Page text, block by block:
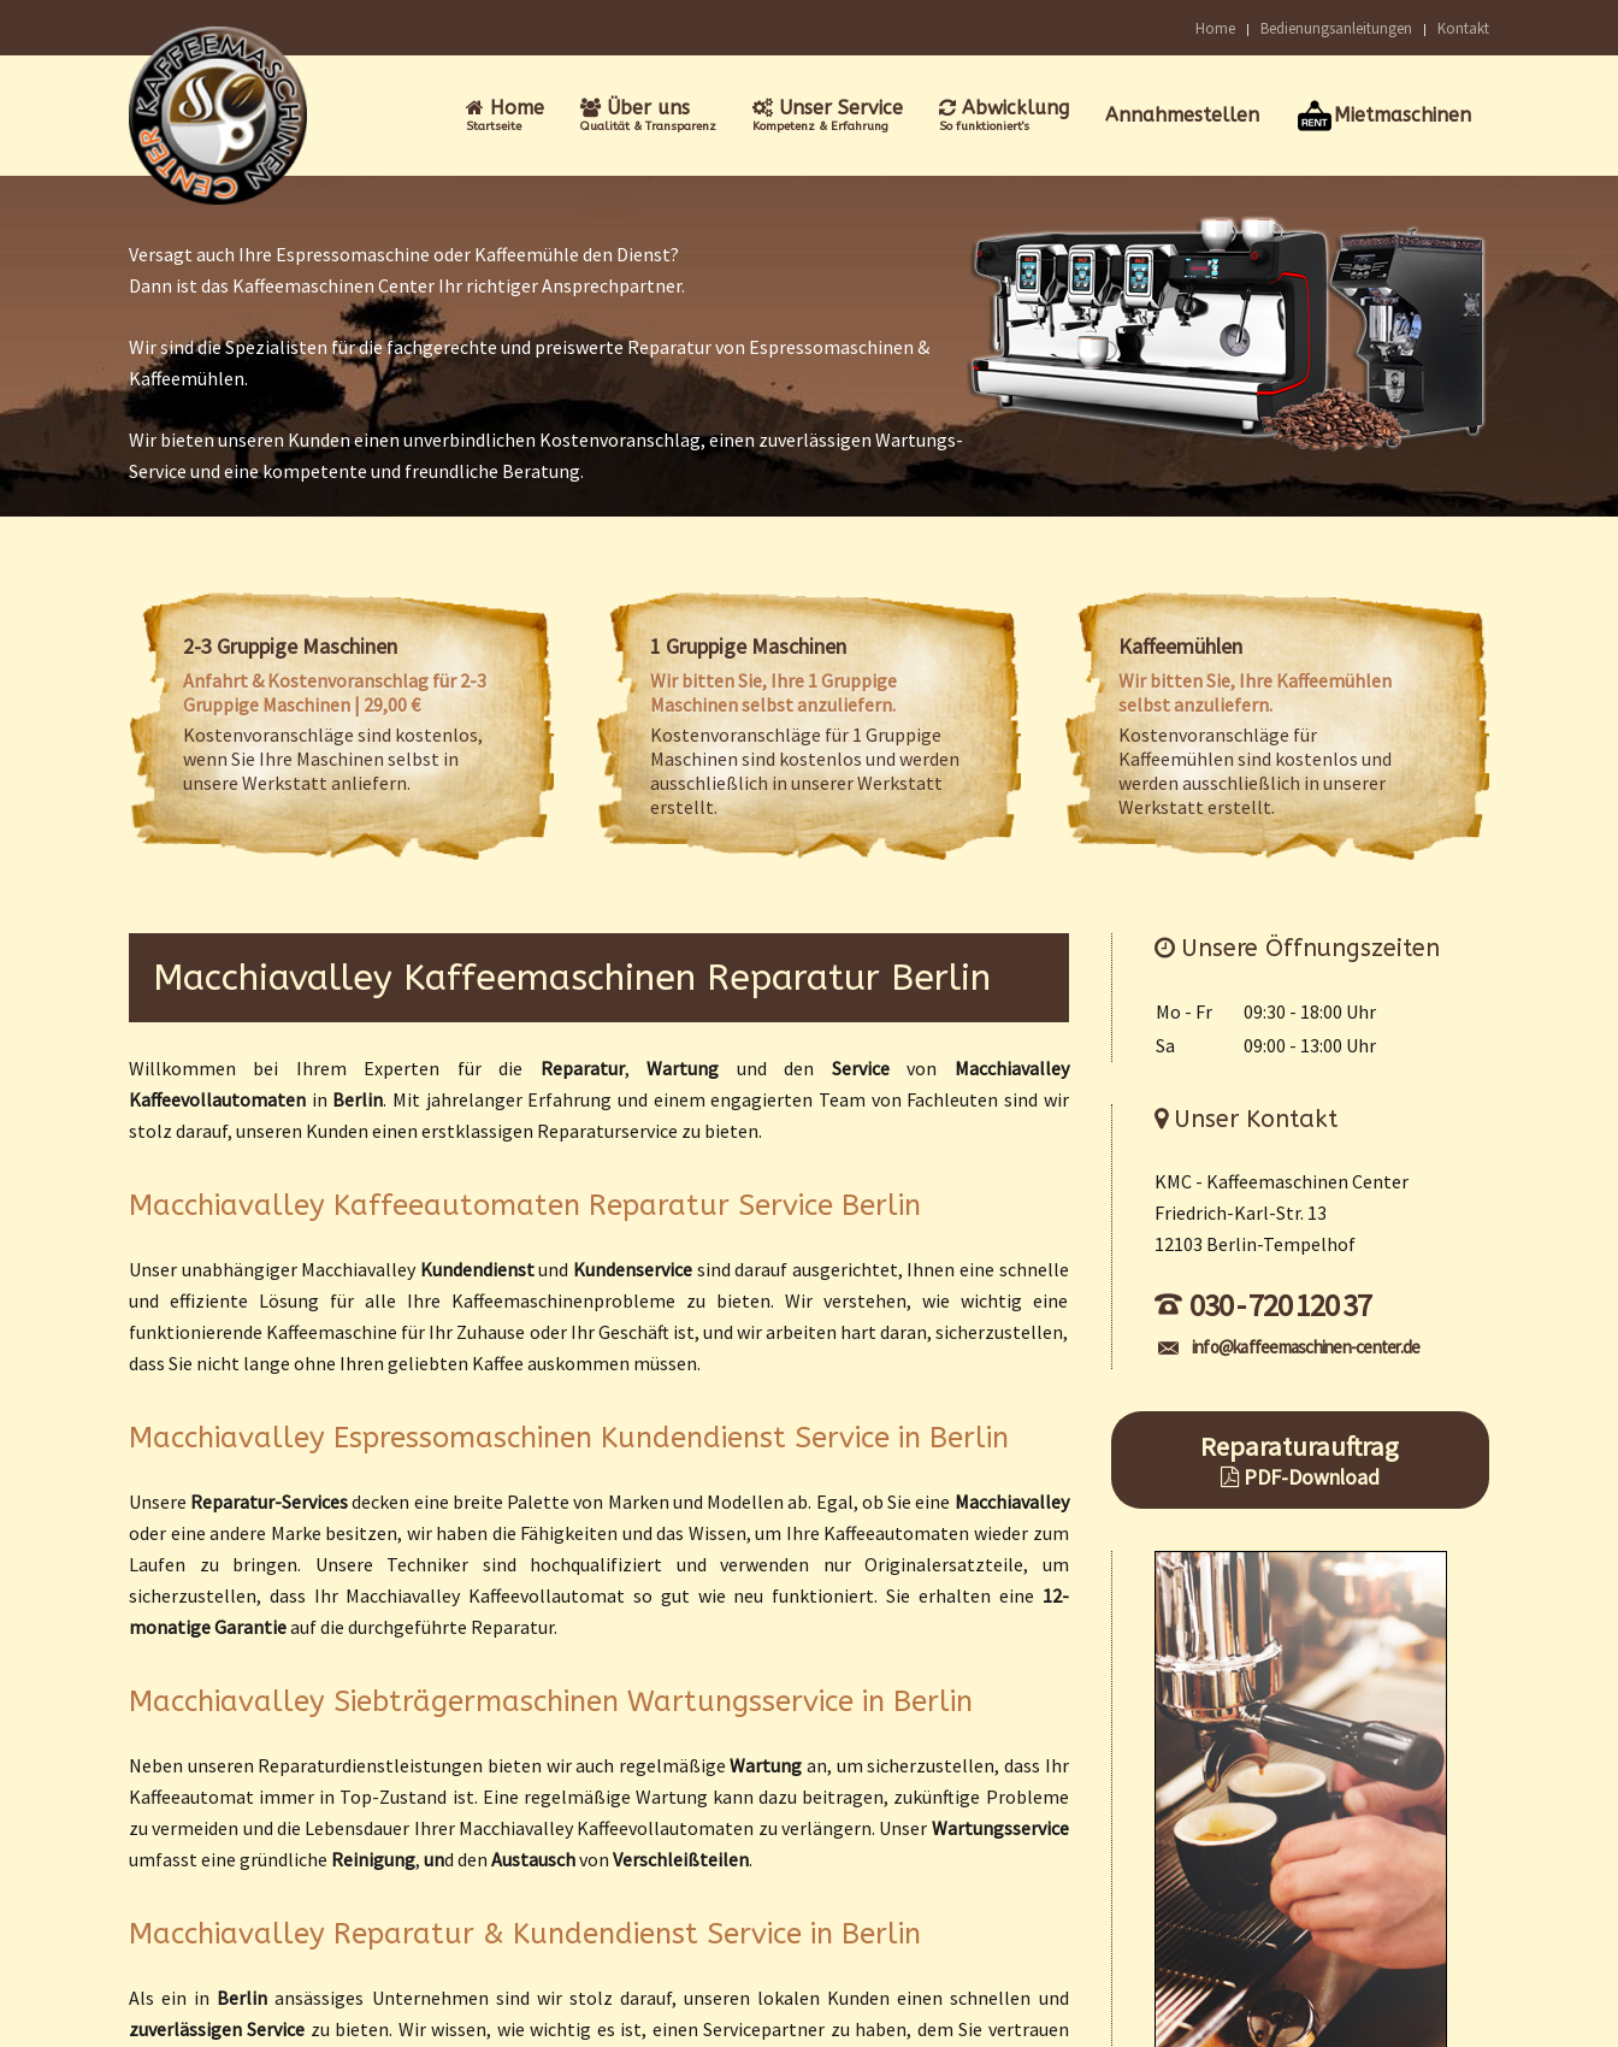
Home Bedienungsanleitungen Kontakt
Home
Startseite
Über uns
Qualität & Transparenz
Unser Service
Kompetenz & Erfahrung
Abwicklung
So funktioniert's Annahmestellen Mietmaschinen
Versagt auch Ihre Espressomaschine oder Kaffeemühle den Dienst?
Dann ist das Kaffeemaschinen Center Ihr richtiger Ansprechpartner.
Wir sind die Spezialisten für die fachgerechte und preiswerte Reparatur von Espressomaschinen &
Kaffeemühlen.
Wir bieten unseren Kunden einen unverbindlichen Kostenvoranschlag, einen zuverlässigen Wartungs-
Service und eine kompetente und freundliche Beratung.
2-3 Gruppige Maschinen
Anfahrt & Kostenvoranschlag für 2-3
Gruppige Maschinen | 29,00 €
Kostenvoranschläge sind kostenlos,
wenn Sie Ihre Maschinen selbst in
unsere Werkstatt anliefern.
1 Gruppige Maschinen
Wir bitten Sie, Ihre 1 Gruppige
Maschinen selbst anzuliefern.
Kostenvoranschläge für 1 Gruppige
Maschinen sind kostenlos und werden
ausschließlich in unserer Werkstatt
erstellt.
Kaffeemühlen
Wir bitten Sie, Ihre Kaffeemühlen
selbst anzuliefern.
Kostenvoranschläge für
Kaffeemühlen sind kostenlos und
werden ausschließlich in unserer
Werkstatt erstellt.
Macchiavalley Kaffeemaschinen Reparatur Berlin
Willkommen bei Ihrem Experten für die Reparatur,Wartung und den Servicevon Macchiavalley
Kaffeevollautomaten in Berlin. Mit jahrelanger Erfahrung und einem engagierten Team von Fachleuten sind wir
stolz darauf, unseren Kunden einen erstklassigen Reparaturservice zu bieten.
Macchiavalley Kaffeeautomaten Reparatur Service Berlin
Unser unabhängiger Macchiavalley Kundendienstund Kundenservicesind darauf ausgerichtet, Ihnen eine schnelle
und effiziente Lösung für alle Ihre Kaffeemaschinenprobleme zu bieten. Wir verstehen, wie wichtig eine
funktionierende Kaffeemaschine für Ihr Zuhause oder Ihr Geschäft ist, und wir arbeiten hart daran, sicherzustellen,
dass Sie nicht lange ohne Ihren geliebten Kaffee auskommen müssen.
Macchiavalley Espressomaschinen Kundendienst Service in Berlin
Unsere Reparatur-Servicesdecken eine breite Palette von Marken und Modellen ab. Egal, ob Sie eine Macchiavalley
oder eine andere Marke besitzen, wir haben die Fähigkeiten und das Wissen, um Ihre Kaffeeautomaten wieder zum
Laufen zu bringen. Unsere Techniker sind hochqualifiziert und verwenden nur Originalersatzteile, um
sicherzustellen, dass Ihr Macchiavalley Kaffeevollautomat so gut wie neu funktioniert. Sie erhalten eine 12-
monatige Garantieauf die durchgeführte Reparatur.
Macchiavalley Siebträgermaschinen Wartungsservice in Berlin
Neben unseren Reparaturdienstleistungen bieten wir auch regelmäßigeWartung an, um sicherzustellen, dass Ihr
Kaffeeautomat immer in Top-Zustand ist. Eine regelmäßige Wartung kann dazu beitragen, zukünftige Probleme
zu vermeiden und die Lebensdauer Ihrer Macchiavalley Kaffeevollautomaten zu verlängern. Unser Wartungsservice
umfasst eine gründliche Reinigung, und den Austauschvon Verschleißteilen.
Macchiavalley Reparatur & Kundendienst Service in Berlin
Als ein in Berlin ansässiges Unternehmen sind wir stolz darauf, unseren lokalen Kunden einen schnellen und
zuverlässigen Service zu bieten. Wir wissen, wie wichtig es ist, einen Servicepartner zu haben, dem Sie vertrauen
Unsere Öffnungszeiten
Mo - Fr
09:30 - 18:00 Uhr
Sa
09:00 - 13:00 Uhr
Unser Kontakt
KMC - Kaffeemaschinen Center
Friedrich-Karl-Str. 13
12103 Berlin-Tempelhof
030 - 720 120 37
info@kaffeemaschinen-center.de
Reparaturauftrag
PDF-Download